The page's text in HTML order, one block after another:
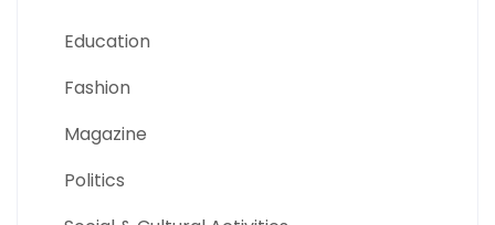
Education
Fashion
Magazine
Politics